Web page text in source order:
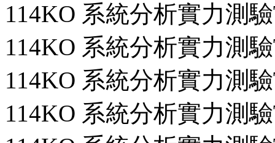
114KO 系統分析實力測
114KO 系統分析實力測
114KO 系統分析實力測
114KO 系統分析實力測